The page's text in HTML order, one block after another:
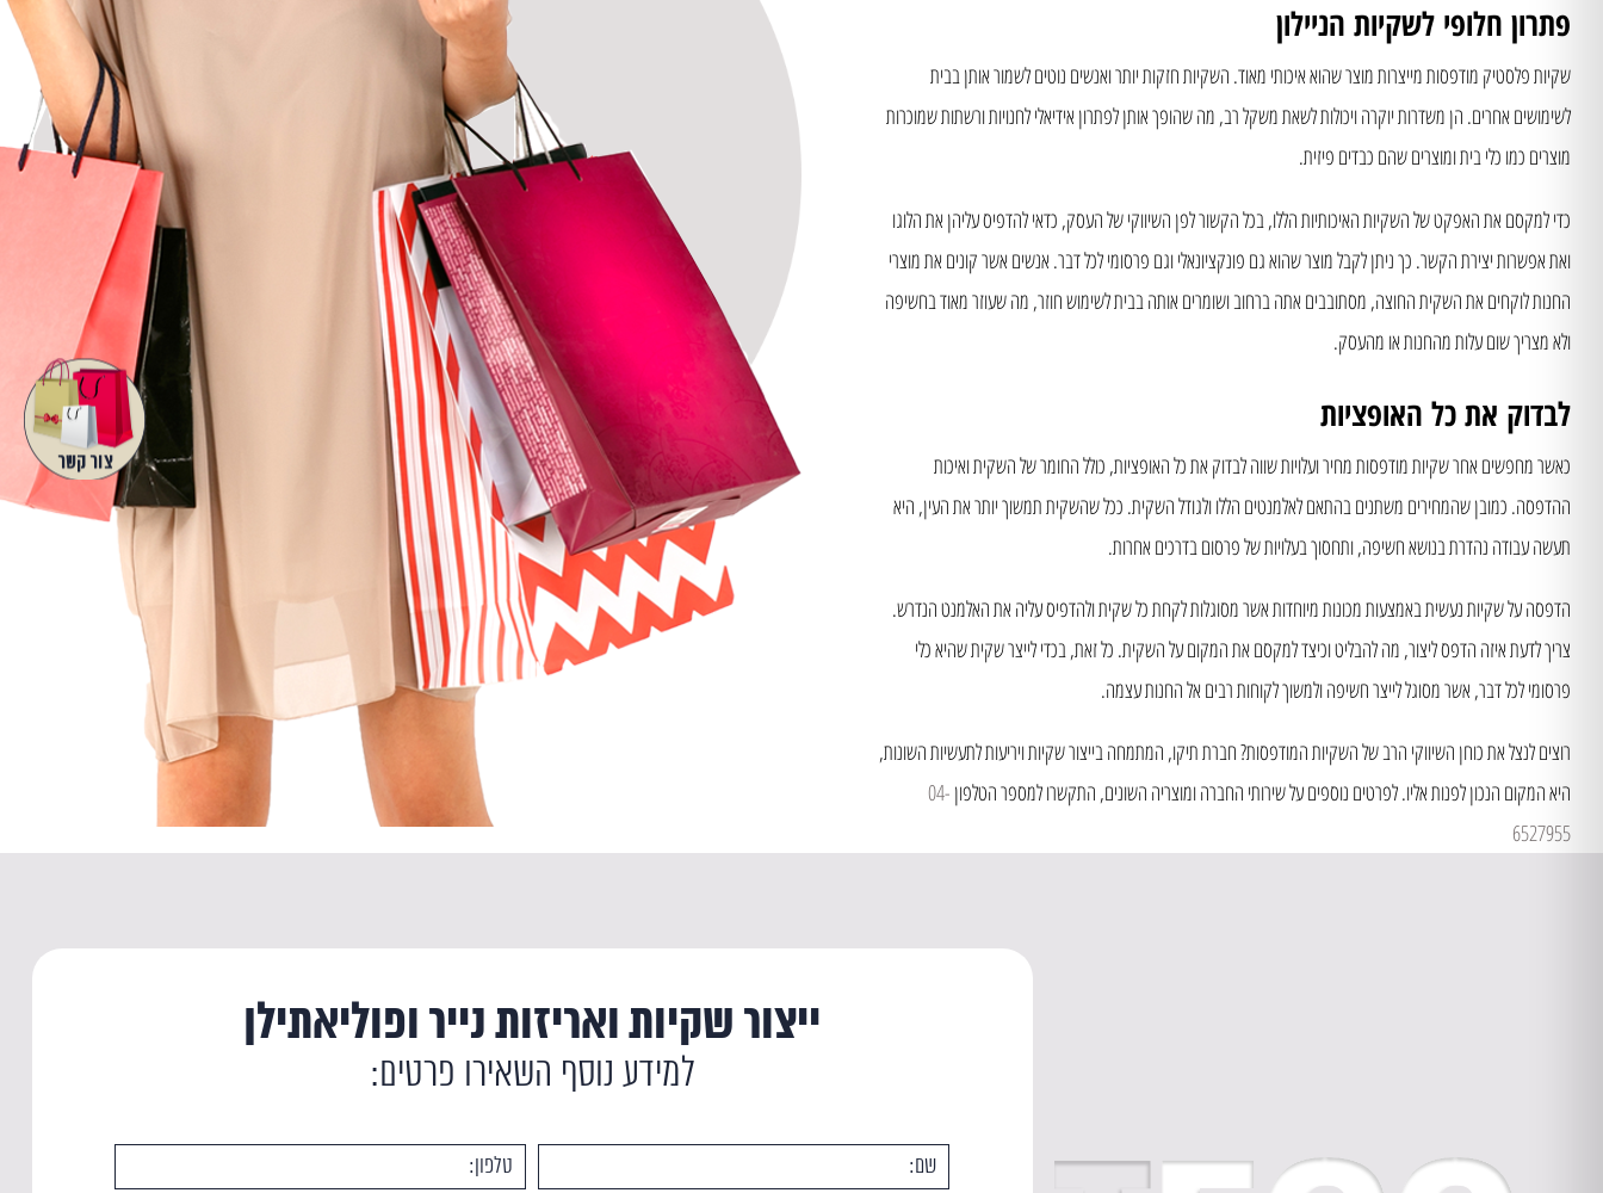
פתרון חלופי לשקיות הניילון
שקיות פלסטיק מודפסות מייצרות מוצר שהוא איכותי מאוד. השקיות חזקות יותר ואנשים נוטים לשמור אותן בבית
לשימושים אחרים. הן משדרות יוקרה ויכולות לשאת משקל רב, מה שהופך אותן לפתרון אידיאלי לחנויות ורשתות שמוכרות
מוצרים כמו כלי בית ומוצרים שהם כבדים פיזית.
כדי למקסם את האפקט של השקיות האיכותיות הללו, בכל הקשור לפן השיווקי של העסק, כדאי להדפיס עליהן את הלוגו
ואת אפשרות יצירת הקשר. כך ניתן לקבל מוצר שהוא גם פונקציונאלי וגם פרסומי לכל דבר. אנשים אשר קונים את מוצרי
החנות לוקחים את השקית החוצה, מסתובבים אתה ברחוב ושומרים אותה בבית לשימוש חוזר, מה שעוזר מאוד בחשיפה
ולא מצריך שום עלות מהחנות או מהעסק.
לבדוק את כל האופציות
כאשר מחפשים אחר שקיות מודפסות מחיר ועלויות שווה לבדוק את כל האופציות, כולל החומר של השקית ואיכות
ההדפסה. כמובן שהמחירים משתנים בהתאם לאלמנטים הללו ולגודל השקית. ככל שהשקית תמשוך יותר את העין, היא
תעשה עבודה נהדרת בנושא חשיפה, ותחסוך בעלויות של פרסום בדרכים אחרות.
הדפסה על שקיות נעשית באמצעות מכונות מיוחדות אשר מסוגלות לקחת כל שקית ולהדפיס עליה את האלמנט הנדרש.
צריך לדעת איזה הדפס ליצור, מה להבליט וכיצד למקסם את המקום על השקית. כל זאת, בכדי לייצר שקית שהיא כלי
פרסומי לכל דבר, אשר מסוגל לייצר חשיפה ולמשוך לקוחות רבים אל החנות עצמה.
רוצים לנצל את כוחן השיווקי הרב של השקיות המודפסות? חברת תיקו, המתמחה בייצור שקיות ויריעות לתעשיות השונות,
היא המקום הנכון לפנות אליו. לפרטים נוספים על שירותי החברה ומוצריה השונים, התקשרו למספר הטלפון 04-
6527955
ייצור שקיות ואריזות נייר ופוליאתילן
למידע נוסף השאירו פרטים: